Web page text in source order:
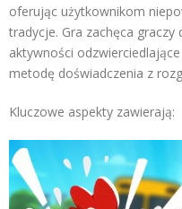
oferując użytkownikom
tradycje. Gra zachęca
aktywności
metodę doświadczenia z
Kluczowe aspekty zawierają: